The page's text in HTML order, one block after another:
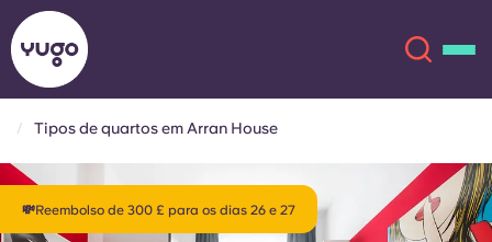
LocalizaçõesEnglish (US)
Tipos de quartos em Arran House
💸Reembolso de 300 £ para os dias 26 e 27